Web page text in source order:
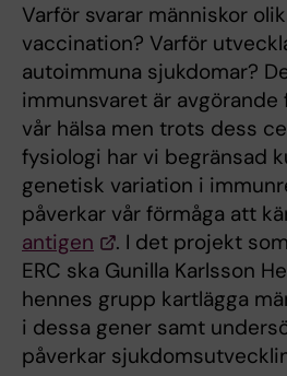
Varför svarar människor
vaccination? Varför
autoimmuna sjukdomar?
immunsvaret är
vår hälsa men trots dess
fysiologi har vi begränsad
genetisk variation i
påverkar vår förmåga att
antigen
. I det projekt
ERC ska Gunilla Karlsson
hennes grupp kartlägga
i dessa gener samt
påverkar